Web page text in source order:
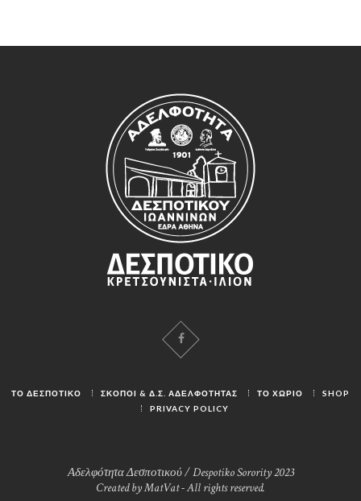
ΤΟ ΔΕΣΠΟΤΙΚΟ ΣΚΟΠΟΙ & Δ.Σ. ΑΔΕΛΦΟΤΗΤΑΣ ΤΟ ΧΩΡΙΟ
SHOP
PRIVACY POLICY
Αδελφότητα Δεσποτικού / Despotiko Sorority 2023
Created by MatVat - All rights reserved.